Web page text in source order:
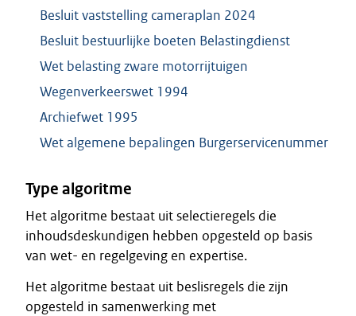
Besluit vaststelling cameraplan 2024
Besluit bestuurlijke boeten Belastingdienst
Wet belasting zware motorrijtuigen
Wegenverkeerswet 1994
Archiefwet 1995
Wet algemene bepalingen Burgerservicenummer
Type algoritme
Het algoritme bestaat uit selectieregels die
inhoudsdeskundigen hebben opgesteld op basis
van wet- en regelgeving en expertise.
Het algoritme bestaat uit beslisregels die zijn
opgesteld in samenwerking met